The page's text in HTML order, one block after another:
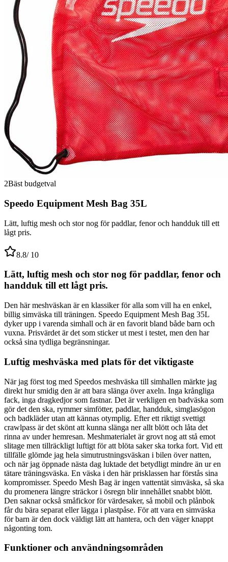
2Bäst budgetval
Speedo Equipment Mesh Bag 35L
Lätt, luftig mesh och stor nog för paddlar, fenor och handduk till ett
lågt pris.
8.8/ 10
Lätt, luftig mesh och stor nog för paddlar, fenor och
handduk till ett lågt pris.
Den här meshväskan är en klassiker för alla som vill ha en enkel,
billig simväska till träningen. Speedo Equipment Mesh Bag 35L
dyker upp i varenda simhall och är en favorit bland både barn och
vuxna. Prisvärdet är det som sticker ut mest i testet, men den har
också sina tydliga begränsningar.
Luftig meshväska med plats för det viktigaste
När jag först tog med Speedos meshväska till simhallen märkte jag
direkt hur smidig den är att bara slänga över axeln. Inga krångliga
fack, inga dragkedjor som fastnar. Det är verkligen en badväska som
gör det den ska, rymmer simfötter, paddlar, handduk, simglasögon
och badkläder utan att kännas otymplig. Efter ett riktigt svettigt
crawlpass är det skönt att kunna slänga ner allt blött och låta det
rinna av under hemresan. Meshmaterialet är grovt nog att stå emot
slitage men tillräckligt luftigt för att blöta saker ska torka fort. Vid ett
tillfälle glömde jag hela simutrustningsväskan i bilen över natten,
och när jag öppnade nästa dag luktade det betydligt mindre än ur en
tätare träningsväska. En väska i den här prisklassen har förstås sina
kompromisser. Speedo Mesh Bag är ingen vattentät simväska, så ska
du promenera längre sträckor i ösregn blir innehållet snabbt blött.
Den saknar också småfickor för värdesaker, så mobil och plånbok
får du bära separat eller lägga i plastpåse. För att vara en simväska
för barn är den dock väldigt lätt att hantera, och den väger knappt
någonting tom.
Funktioner och användningsområden